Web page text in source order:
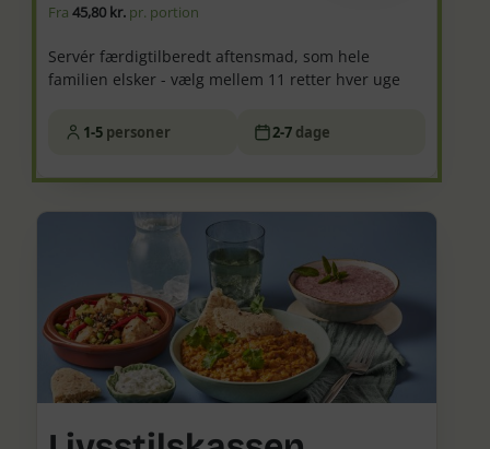
Fra45,80 kr. pr. portion
Servér færdigtilberedt aftensmad, som hele
familien elsker - vælg mellem 11 retter hver uge
1-5 personer 2-7 dage